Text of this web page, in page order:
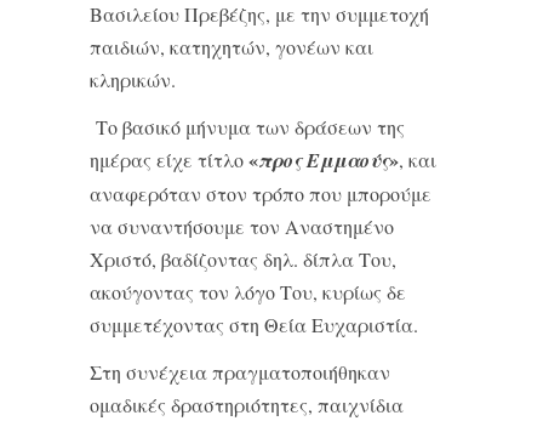
Βασιλείου Πρεβέζης, με την συμμετοχή
παιδιών, κατηχητών, γονέων και
κληρικών.
Το βασικό μήνυμα των δράσεων της
ημέρας είχε τίτλο«προς Εμμαούς», και
αναφερόταν στον τρόπο που μπορούμε
να συναντήσουμε τον Αναστημένο
Χριστό, βαδίζοντας δηλ. δίπλα Του,
ακούγοντας τον λόγο Του, κυρίως δε
συμμετέχοντας στη Θεία Ευχαριστία.
Στη συνέχεια πραγματοποιήθηκαν
ομαδικές δραστηριότητες, παιχνίδια